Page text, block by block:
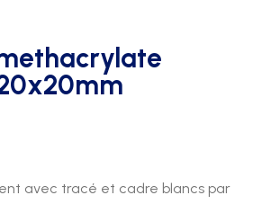
avec tracé et cadre blancs par